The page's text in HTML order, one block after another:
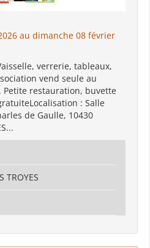
au dimanche 08 février
verrerie, tableaux,
vend seule au
restauration, buvette
: Salle
de Gaulle, 10430
TROYES